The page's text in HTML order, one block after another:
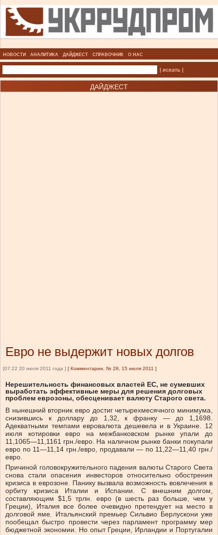
НОВОСТИ АНАЛИТИКА ДАЙДЖЕСТ СПРАВОЧНИК О НАС
| искать |
ДАЙДЖЕСТ
Евро не выдержит новых долгов
[07:22 20 июля 2011 года ] [ Комментарии, № 28, 15 июля 2011 ]
Нерешительность финансовых властей ЕС, не сумевших
выработать эффективные меры для решения долговых
проблем еврозоны, обесценивает валюту Старого света.
В нынешний вторник евро достиг четырехмесячного минимума,
снизившись к доллару до 1,32, к франку — до 1,1698.
Адекватными темпами евровалюта дешевела и в Украине. 12
июля котировки евро на межбанковском рынке упали до
11,1065—11,1161 грн./евро. На наличном рынке банки покупали
евро по 11—11,14 грн./евро, продавали — по 11,22—11,40 грн./
евро.
Причиной головокружительного падения валюты Старого Света
снова стали опасения инвесторов относительно обострения
кризиса в еврозоне. Панику вызвала возможность вовлечения в
орбиту кризиса Италии и Испании. С внешним долгом,
составляющим $1,5 трлн. евро (в шесть раз больше, чем у
Греции), Италия все более очевидно претендует на место в
долговой яме. Итальянский премьер Сильвио Берлускони уже
пообещал быстро провести через парламент программу мер
бюджетной экономии. Но опыт Греции, Ирландии и Португалии